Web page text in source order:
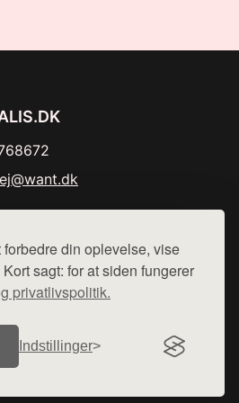
din oplevelse, vise
sagt: for at siden fungerer
privatlivspolitik.
Indstillinger
side - vi henviser til de shops,